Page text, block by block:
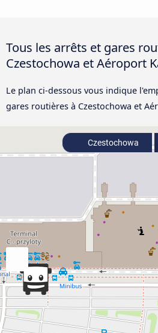
Tous les arrêts et gares
Czestochowa et Aéroport
Le plan ci-dessous vous indique
gares routières à Czestochowa et
Czestochowa